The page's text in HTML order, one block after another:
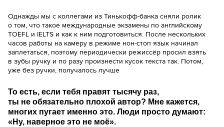
Однажды мы с коллегами из Тинькофф-банка сняли ролик
о том, что такое международные экзамены по английскому
TOEFL и IELTS и как к ним подготовиться. После нескольких
часов работы на камеру в режиме нон-стоп язык начинал
заплетаться, поэтому периодически режиссёр просил взять
в зубы ручку и по разу произнести кусок текста так. Потом,
уже без ручки, получалось лучше
То есть, если тебя правят тысячу раз,
ты не обязательно плохой автор? Мне кажется,
многих пугает именно это. Люди просто думают:
«Ну, наверное это не моё».